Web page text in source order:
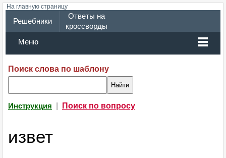
На главную страницу
Решебники
Ответы на
кроссворды
Меню
Поиск слова по шаблону
Инструкция Поиск по вопросу
извет